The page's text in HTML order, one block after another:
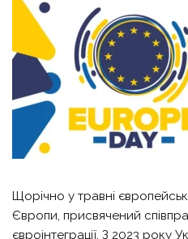
Щорічно у травні
Європи, присвячений
євроінтеграції. З 2023 року